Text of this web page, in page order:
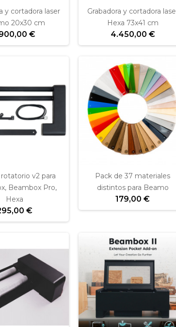
y cortadora laser
20x30 cm
€
Grabadora y cortadora
Hexa 73x41 cm
4.450,00 €
v2 para
Beambox Pro,
Hexa
€
Pack de 37 materiales
distintos para Beamo
179,00 €